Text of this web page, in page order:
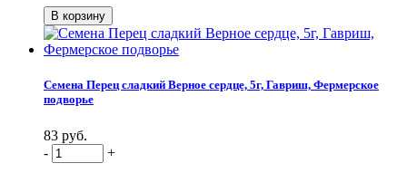
Семена Перец сладкий Верное сердце, 5г, Гавриш, Фермерское
подворье
83 руб.
-
+